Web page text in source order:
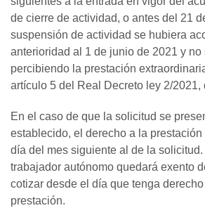
de cierre de actividad, o antes del 21
suspensión de actividad se hubiera
anterioridad al 1 de junio de 2021 y no
percibiendo la prestación
artículo 5 del Real Decreto ley 2/2021,
En el caso de que la solicitud se
establecido, el derecho a la
día del mes siguiente al de la solicitud.
trabajador autónomo quedará exento
cotizar desde el día que tenga
prestación.